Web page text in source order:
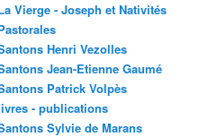
Vierge - Joseph et Nativités
Henri Vezolles
Jean-Etienne Gaumé
Patrick Volpès
- publications
Sylvie de Marans